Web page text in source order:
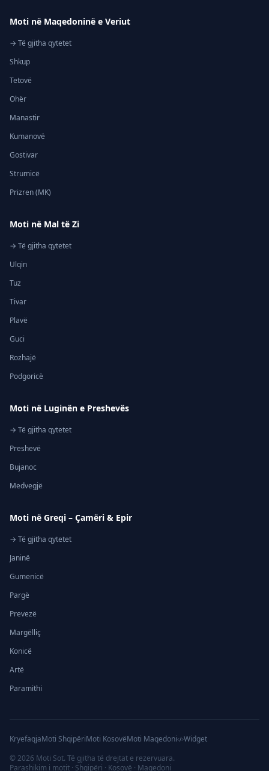
Moti në Maqedoninë e Veriut
→ Të gjitha qytetet
Shkup
Tetovë
Ohër
Manastir
Kumanovë
Gostivar
Strumicë
Prizren (MK)
Moti në Mal të Zi
→ Të gjitha qytetet
Ulqin
Tuz
Tivar
Plavë
Guci
Rozhajë
Podgoricë
Moti në Luginën e Preshevës
→ Të gjitha qytetet
Preshevë
Bujanoc
Medvegjë
Moti në Greqi – Çamëri & Epir
→ Të gjitha qytetet
Janinë
Gumenicë
Pargë
Prevezë
Margëlliç
Konicë
Artë
Paramithi
KryefaqjaMoti ShqipëriMoti KosovëMoti Maqedoni
Widget
© 2026 Moti Sot. Të gjitha të drejtat e rezervuara.
Parashikim i motit · Shqipëri · Kosovë · Maqedoni